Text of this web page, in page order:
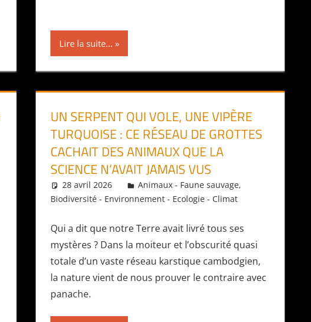
Lire la suite...
UN SERPENT QUI VOLE, UNE VIPÈRE
TURQUOISE : CE RÉSEAU DE GROTTES
CACHAIT DES ANIMAUX QUE LA
SCIENCE N’AVAIT JAMAIS VUS
28 avril 2026 Daniel
Animaux - Faune sauvage,
Biodiversité - Environnement - Ecologie - Climat
Qui a dit que notre Terre avait livré tous ses
mystères ? Dans la moiteur et l’obscurité quasi
totale d’un vaste réseau karstique cambodgien,
la nature vient de nous prouver le contraire avec
panache.